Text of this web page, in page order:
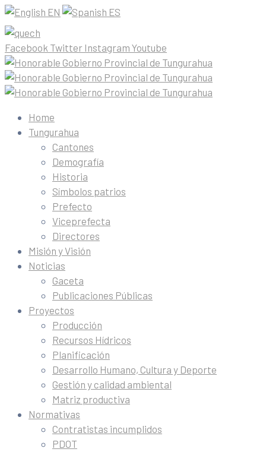
EN ES
Facebook Twitter Instagram Youtube
Home
Tungurahua
Cantones
Demografía
Historia
Símbolos patrios
Prefecto
Viceprefecta
Directores
Misión y Visión
Noticias
Gaceta
Publicaciones Públicas
Proyectos
Producción
Recursos Hídricos
Planificación
Desarrollo Humano, Cultura y Deporte
Gestión y calidad ambiental
Matriz productiva
Normativas
Contratistas incumplidos
PDOT